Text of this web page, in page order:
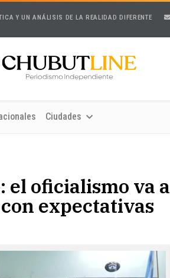
Y UN ANÁLISIS DE LA REALIDAD DIFERENTE
Ciudades
el oficialismo va a
expectativas